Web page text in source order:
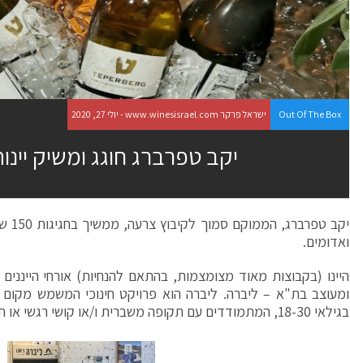
Out Of The Box ישראל פרקר www.winesisrael.com - יולי 27, 2020
יקב טפרברג חוגג ומשיק
ואדומים.
היינו (בקבוצות מאוד מצומצמות, בהתאם להנחיות) אורחי
ומעוצב בת"א – ליברה. ליברה הוא פרויקט חינוכי המשמש
בגילאי 18-30, המתמודדים עם תקופה משברית ו/או קושי רגשי או תפקודי ( רח' בית אלפא 17 ת"א)